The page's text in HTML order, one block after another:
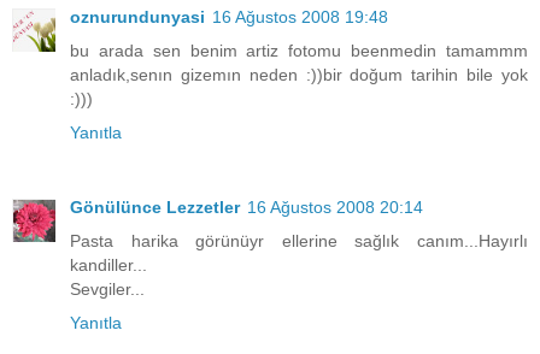
oznurundunyasi 16 Ağustos 2008 19:48
bu arada sen benim artiz fotomu beenmedin tamammm
anladık,senın gizemın neden :))bir doğum tarihin bile yok
:)))
Yanıtla
Gönülünce Lezzetler 16 Ağustos 2008 20:14
Pasta harika görünüyr ellerine sağlık canım...Hayırlı
kandiller...
Sevgiler...
Yanıtla